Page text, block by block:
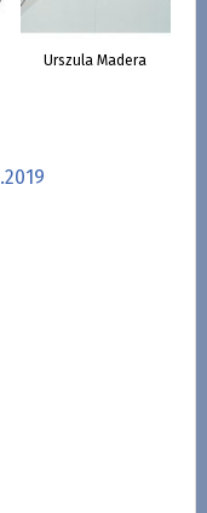
Urszula Madera